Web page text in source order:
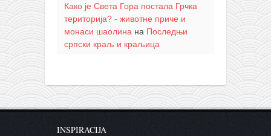
Како је Света Гора постала Грчка
територија? - животне приче и
монаси шаолина на Последњи
српски краљ и краљица
INSPIRACIJA